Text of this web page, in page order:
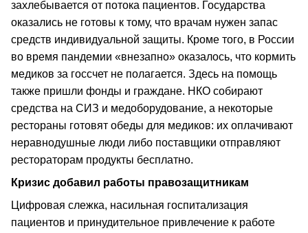
захлебывается от потока пациентов. Государства
оказались не готовы к тому, что врачам нужен запас
средств индивидуальной защиты. Кроме того, в России
во время пандемии «внезапно» оказалось, что кормить
медиков за госсчет не полагается. Здесь на помощь
также пришли фонды и граждане. НКО собирают
средства на СИЗ и медоборудование, а некоторые
рестораны готовят обеды для медиков: их оплачивают
неравнодушные люди либо поставщики отправляют
рестораторам продукты бесплатно.
Кризис добавил работы правозащитникам
Цифровая слежка, насильная госпитализация
пациентов и принудительное привлечение к работе